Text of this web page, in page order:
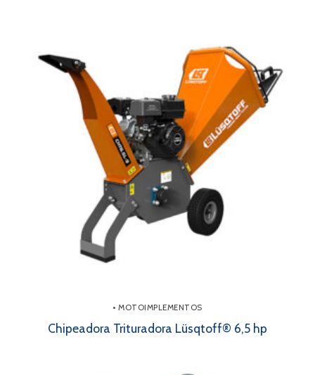
• MOTOIMPLEMENTOS
Chipeadora Trituradora Lüsqtoff® 6,5 hp